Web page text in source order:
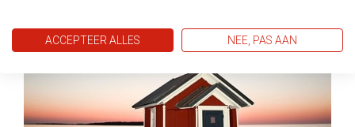
ACCEPTEER ALLES NEE, PAS AAN